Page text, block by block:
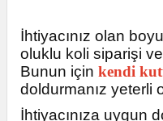
İhtiyacınız olan
oluklu koli siparişi
Bunun için kendi
doldurmanız yeterli
İhtiyacınıza uygun